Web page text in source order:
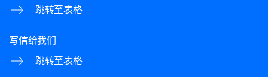
跳转至表格
写信给我们
跳转至表格